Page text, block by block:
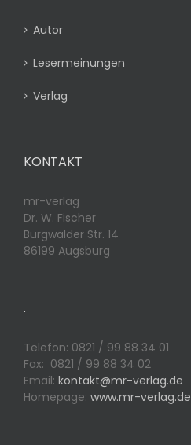
Autor
Lesermeinungen
Verlag
KONTAKT
mr-verlag
Dr. W. Fischer
Burgwalder Str. 14
86199 Augsburg
.
Telefon: 0821 / 99 88 34 01
Fax: 0821 / 99 88 34 02
Email: kontakt@mr-verlag.de
Homepage: www.mr-verlag.de